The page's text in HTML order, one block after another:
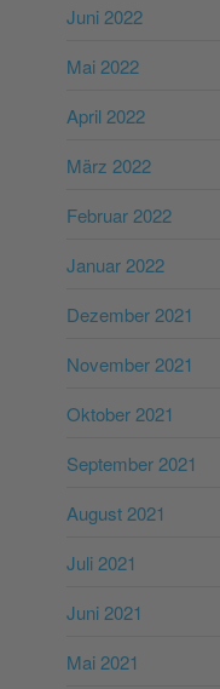
Juni 2022
Mai 2022
April 2022
März 2022
Februar 2022
Januar 2022
Dezember 2021
November 2021
Oktober 2021
September 2021
August 2021
Juli 2021
Juni 2021
Mai 2021